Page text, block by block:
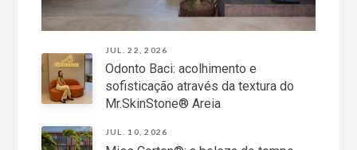
JUL. 22, 2026
Odonto Baci: acolhimento e
sofisticação através da textura do
Mr.SkinStone® Areia
JUL. 10, 2026